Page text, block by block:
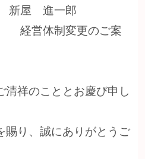
一郎
更のご案
祥のこととお慶び申し
賜り、誠にありがとうご